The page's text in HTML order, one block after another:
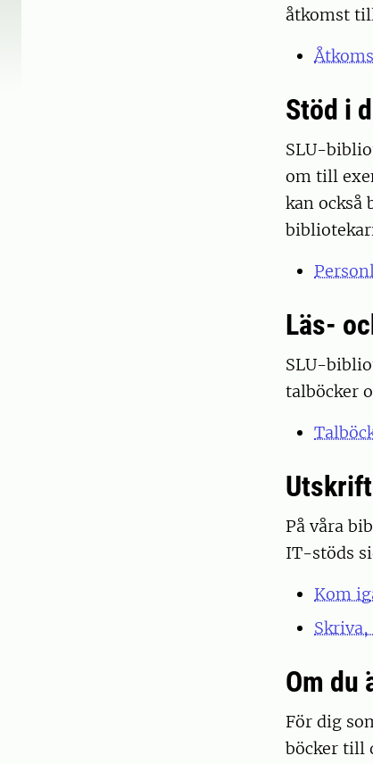
åtkomst
Stöd i
SLU-
om till
kan också
Läs-
SLU-
talböcker
På våra
IT-stöds
Kom
Om du
För dig
böcker till